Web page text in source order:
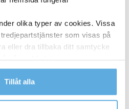
olika typer av cookies. Vissa
som visas på
eller dra tillbaka ditt samtycke
om vilka vi är, hur du
sätt vi behandlar
Tillåt alla
Laminat Mörkgrå 2000x800mm
Laminat Ljusgrå 2000x800mm